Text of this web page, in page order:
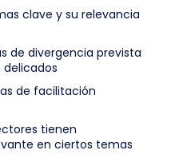
clave y su relevancia
de divergencia prevista
delicados
de facilitación
tienen
en ciertos temas